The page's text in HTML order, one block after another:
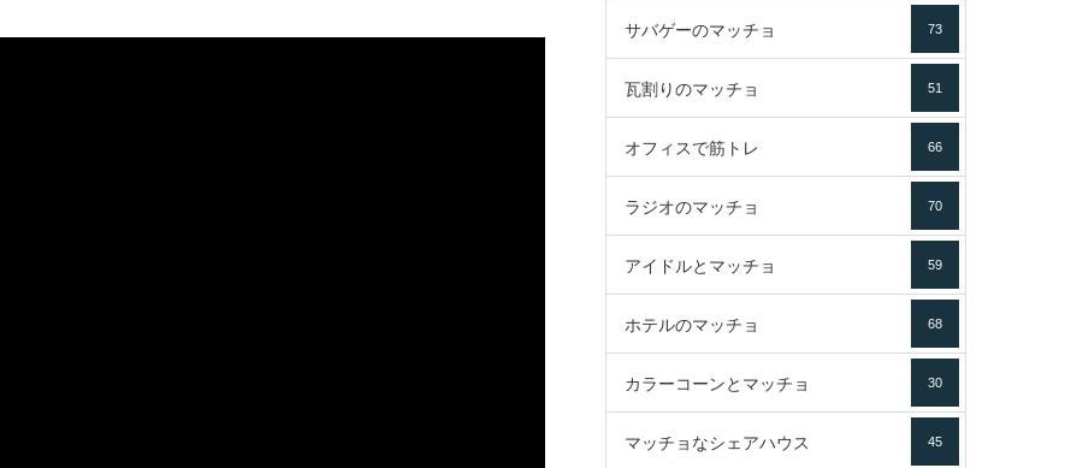
サバゲーのマッチョ 73
瓦割りのマッチョ 51
オフィスで筋トレ 66
ラジオのマッチョ 70
アイドルとマッチョ 59
ホテルのマッチョ 68
カラーコーンとマッチョ 30
マッチョなシェアハウス 45